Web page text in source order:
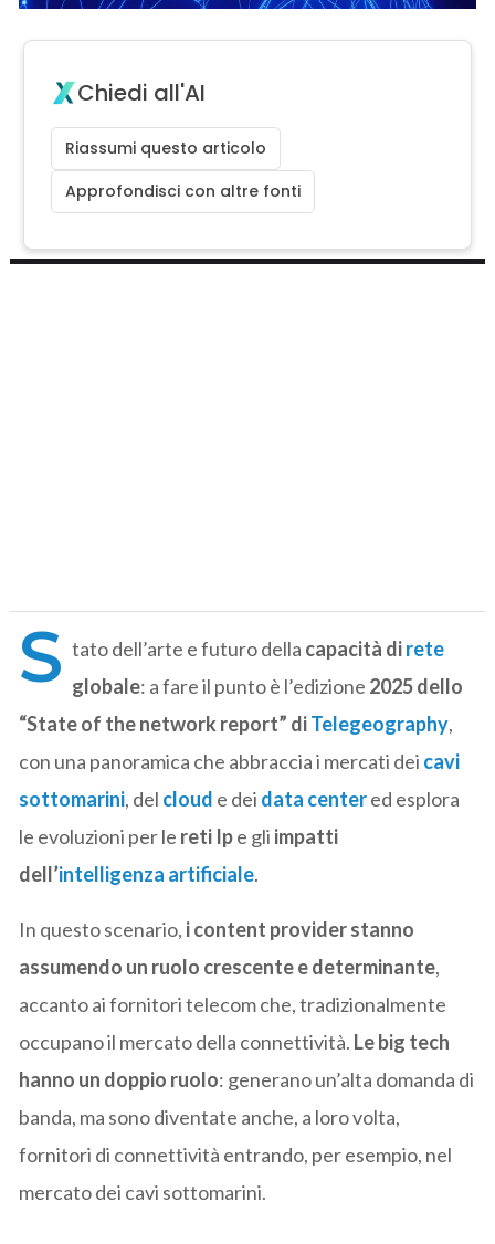
Chiedi all'AI
Riassumi questo articolo
Approfondisci con altre fonti
S tato dell’arte e futuro della capacità direte
globale: a fare il punto è l’edizione 2025 dello
“State of the network report” diTelegeography,
con una panoramica che abbraccia i mercati dei cavi
sottomarini, del cloud e dei data centered esplora
le evoluzioni per le reti Ipe gli impatti
dell’intelligenza artificiale.
In questo scenario, i content provider stanno
assumendo un ruolo crescente e determinante,
accanto ai fornitori telecom che, tradizionalmente
occupano il mercato della connettività. Le big tech
hanno un doppio ruolo: generano un’alta domanda di
banda, ma sono diventate anche, a loro volta,
fornitori di connettività entrando, per esempio, nel
mercato dei cavi sottomarini.